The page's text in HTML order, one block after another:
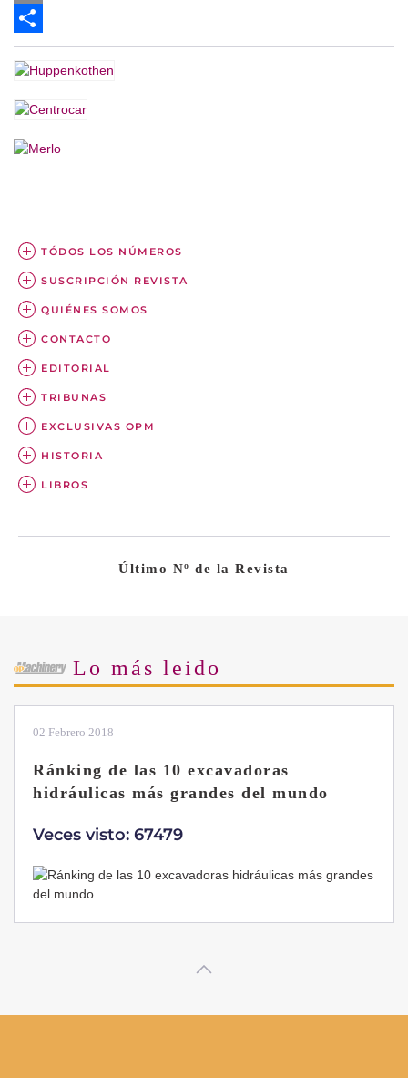
Email
Share
TÓDOS LOS NÚMEROS
SUSCRIPCIÓN REVISTA
QUIÉNES SOMOS
CONTACTO
EDITORIAL
TRIBUNAS
EXCLUSIVAS OPM
HISTORIA
LIBROS
Último Nº de la Revista
Lo más leido
28 Enero 2019
Las ventajas de la excavadora Yanmar
B7 Sigma-6
Veces visto: 32220